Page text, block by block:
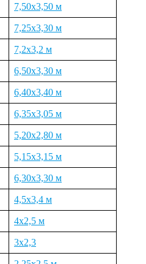
7,50х3,50 м
7,25х3,30 м
7,2х3,2 м
6,50х3,30 м
6,40х3,40 м
6,35х3,05 м
5,20х2,80 м
5,15х3,15 м
6,30х3,30 м
4,5х3,4 м
4х2,5 м
3х2,3